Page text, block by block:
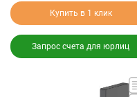
Купить в 1 клик
Запрос счета для юрлиц